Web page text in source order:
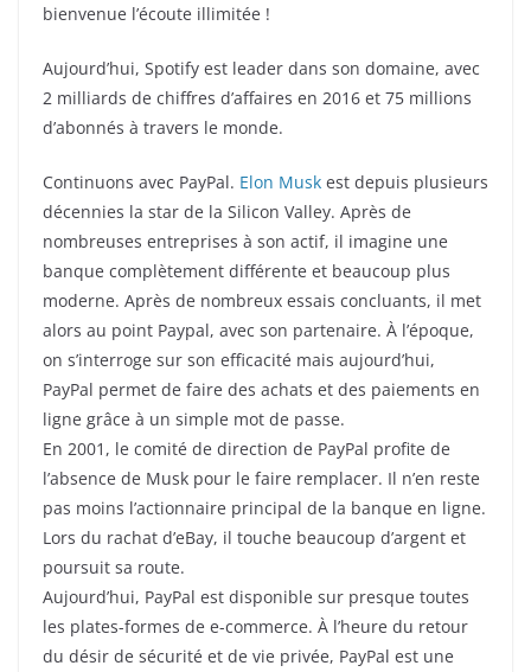
bienvenue l’écoute illimitée !
Aujourd’hui, Spotify est leader dans son domaine, avec
2 milliards de chiffres d’affaires en 2016 et 75 millions
d’abonnés à travers le monde.
Continuons avec PayPal. Elon Musk est depuis plusieurs
décennies la star de la Silicon Valley. Après de
nombreuses entreprises à son actif, il imagine une
banque complètement différente et beaucoup plus
moderne. Après de nombreux essais concluants, il met
alors au point Paypal, avec son partenaire. À l’époque,
on s’interroge sur son efficacité mais aujourd’hui,
PayPal permet de faire des achats et des paiements en
ligne grâce à un simple mot de passe.
En 2001, le comité de direction de PayPal profite de
l’absence de Musk pour le faire remplacer. Il n’en reste
pas moins l’actionnaire principal de la banque en ligne.
Lors du rachat d’eBay, il touche beaucoup d’argent et
poursuit sa route.
Aujourd’hui, PayPal est disponible sur presque toutes
les plates-formes de e-commerce. À l’heure du retour
du désir de sécurité et de vie privée, PayPal est une